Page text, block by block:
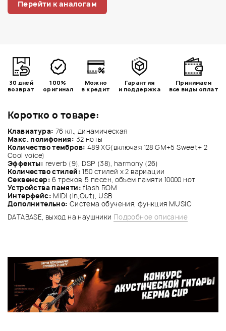
Коротко о товаре:
Клавиатура: 76 кл., динамическая
Макс. полифония: 32 ноты
Количество тембров: 489 XG(включая 128 GM+5 Sweet+ 2
Cool voice)
Эффекты: reverb (9), DSP (38), harmony (26)
Количество стилей: 150 стилей х 2 вариации
Секвенсер: 6 треков, 5 песен, объем памяти 10000 нот
Устройства памяти: flash ROM
Интерфейс: MIDI (In,Out), USB
Дополнительно: Система обучения, функция MUSIC
DATABASE, выход на наушники Подробное описание
Перейти к аналогам
30 дней
возврат
100%
оригинал
Можно
в кредит
Гарантия
и поддержка
Принимаем
все виды оплат